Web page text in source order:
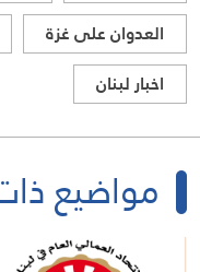
العدوان على غزة
اخبار لبنان
مواضيع